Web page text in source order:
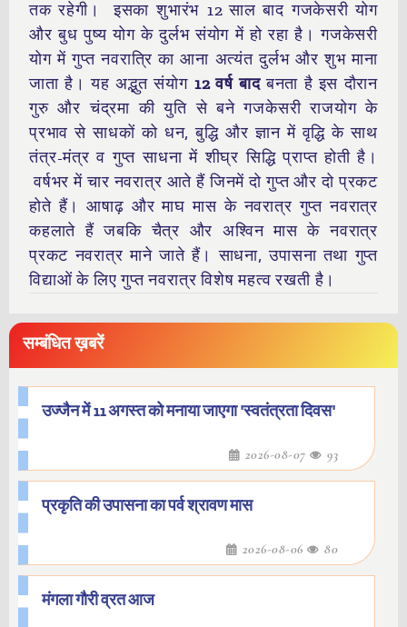
तक रहेगी। इसका शुभारंभ 12 साल बाद गजकेसरी योग
और बुध पुष्य योग के दुर्लभ संयोग में हो रहा है। गजकेसरी
योग में गुप्त नवरात्रि का आना अत्यंत दुर्लभ और शुभ माना
जाता है । यह अद्भुत संयोग 12 वर्ष बादबनता है इस दौरान
गुरु और चंद्रमा की युति से बने गजकेसरी राजयोग के
प्रभाव से साधकों को धन, बुद्धि और ज्ञान में वृद्धि के साथ
तंत्र-मंत्र व गुप्त साधना में शीघ्र सिद्धि प्राप्त होती है।
वर्षभर में चार नवरात्र आते हैं जिनमें दो गुप्त और दो प्रकट
होते हैं। आषाढ़ और माघ मास के नवरात्र गुप्त नवरात्र
कहलाते हैं जबकि चैत्र और अश्विन मास के नवरात्र
प्रकट नवरात्र माने जाते हैं। साधना, उपासना तथा गुप्त
विद्याओं के लिए गुप्त नवरात्र विशेष महत्व रखती है।
सम्बंधित ख़बरें
उज्जैन में 11 अगस्त को मनाया जाएगा 'स्वतंत्रता दिवस'
2026-08-07 93
प्रकृति की उपासना का पर्व श्रावण मास
2026-08-06 80
मंगला गौरी व्रत आज